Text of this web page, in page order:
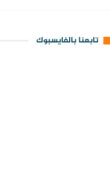
تابعنا بالفايسبوك